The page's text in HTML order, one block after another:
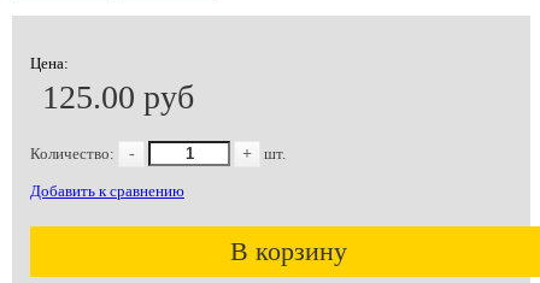
Цена:
125.00 руб
Количество: - + шт.
Добавить к сравнению
В корзину